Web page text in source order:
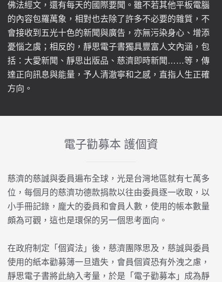
佛法經文，還有每天的國際要聞。雖不若其他平板電腦
的內容包羅萬象，相對也去除了許多不必要的雜質，不
會接收到五光十色的新聞與廣告，亦無污染身心、增添
憂惱之虞；相反的，靜思電子書獨具豐富人文內涵，包
括：大愛新聞、靜思出版品、慈濟即時新聞……等，傳
達正向訊息與能量，予人清澈寧和之感，直指人生正確
方向。
電子勸募本 護個資
慈濟的慈誠與委員遍布全球，光是台灣地區就有七萬多
位，每個月的慈濟功德款捐款以往由委員逐一收取，以
小手冊記錄，龐大的委員和會員人數，使用的帳本數量
頗為可觀，這也是環保的另一個思考面向。
在政府制定「個資法」後，慈濟團隊思及，慈誠與委員
使用的紙本勸募簿一旦遺失，會員個資恐有外洩之慮，
靜思電子書將此納入考量，於是「電子勸募本」成為靜